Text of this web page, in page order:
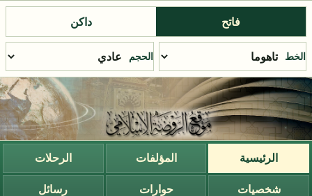
فاتح داكن
الخط الحجم
الرئيسية المؤلفات الرحلات
شخصيات حوارات رسائل